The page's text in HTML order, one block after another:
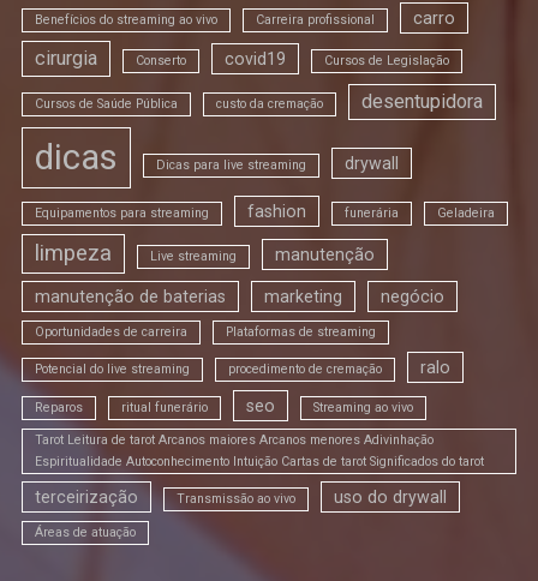
Benefícios do streaming ao vivo Carreira profissional carro
cirurgia Conserto covid19 Cursos de Legislação
Cursos de Saúde Pública custo da cremação desentupidora
dicas Dicas para live streaming drywall
Equipamentos para streaming fashion funerária Geladeira
limpeza Live streaming manutenção
manutenção de baterias marketing negócio
Oportunidades de carreira Plataformas de streaming
Potencial do live streaming procedimento de cremação ralo
Reparos ritual funerário seo Streaming ao vivo
Tarot Leitura de tarot Arcanos maiores Arcanos menores Adivinhação
Espiritualidade Autoconhecimento Intuição Cartas de tarot Significados do tarot
terceirização Transmissão ao vivo uso do drywall
Áreas de atuação